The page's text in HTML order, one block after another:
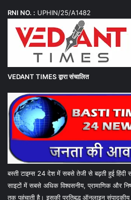
RNI NO. : UPHIN/25/A1482
VEDANT TIMES द्वारा संचालित
बस्ती टाइम्स 24 देश में सबसे तेजी से बढ़ती हुई हिंदी
साइटों में सबसे अधिक विश्वसनीय, प्रामाणिक और
तक पहुंचाती है। इसकी प्रतिबद्ध ऑनलाइन